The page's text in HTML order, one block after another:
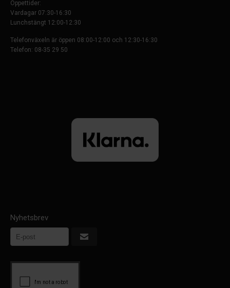
Öppettider:
Vardagar 07:30-16:30
Lunchstängt 12:00-12:30
Telefonväxeln är öppen 08:00-12:00 och 12:30-16:30
Telefon: 08-35 29 50
Nyhetsbrev